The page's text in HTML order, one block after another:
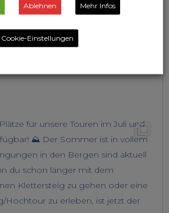
Ablehnen Mehr Infos
Cookie-Einstellungen